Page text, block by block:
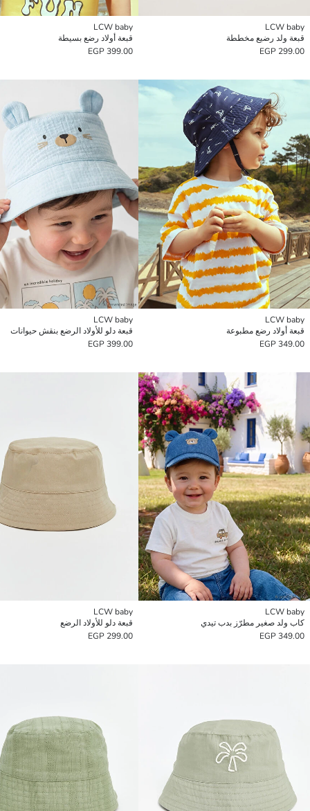
LCW baby
قبعة ولد رضيع مخططة
299.00 EGP
LCW baby
قبعة أولاد رضع بسيطة
399.00 EGP
LCW baby
قبعة أولاد رضع مطبوعة
349.00 EGP
LCW baby
قبعة دلو للأولاد الرضع بنقش حيوانات
399.00 EGP
LCW baby
كاب ولد صغير مطرّز بدب تيدي
349.00 EGP
LCW baby
قبعة دلو للأولاد الرضع
299.00 EGP